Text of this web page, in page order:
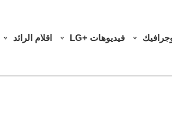
فيديوهات +LG اقلام الرائد